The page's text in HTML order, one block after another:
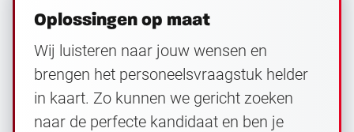
Oplossingen op maat
Wij luisteren naar jouw wensen en
brengen het personeelsvraagstuk helder
in kaart. Zo kunnen we gericht zoeken
naar de perfecte kandidaat en ben je